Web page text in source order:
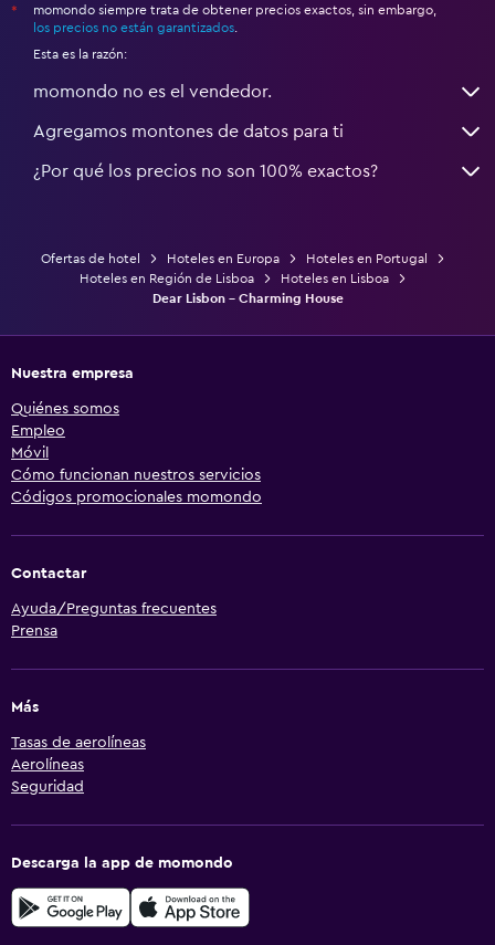
*
momondo siempre trata de obtener precios exactos, sin embargo,
los precios no están garantizados
Esta es la razón:
momondo no es el vendedor.
Agregamos montones de datos para ti
¿Por qué los precios no son 100% exactos?
Ofertas de hotel Hoteles en Europa
Hoteles en Portugal
Hoteles en Región de Lisboa
Hoteles en Lisboa
Dear Lisbon - Charming House
Nuestra empresa
Quiénes somos
Empleo
Móvil
Cómo funcionan nuestros servicios
Códigos promocionales momondo
Contactar
Ayuda/Preguntas frecuentes
Prensa
Más
Tasas de aerolíneas
Aerolíneas
Seguridad
Descarga la app de momondo